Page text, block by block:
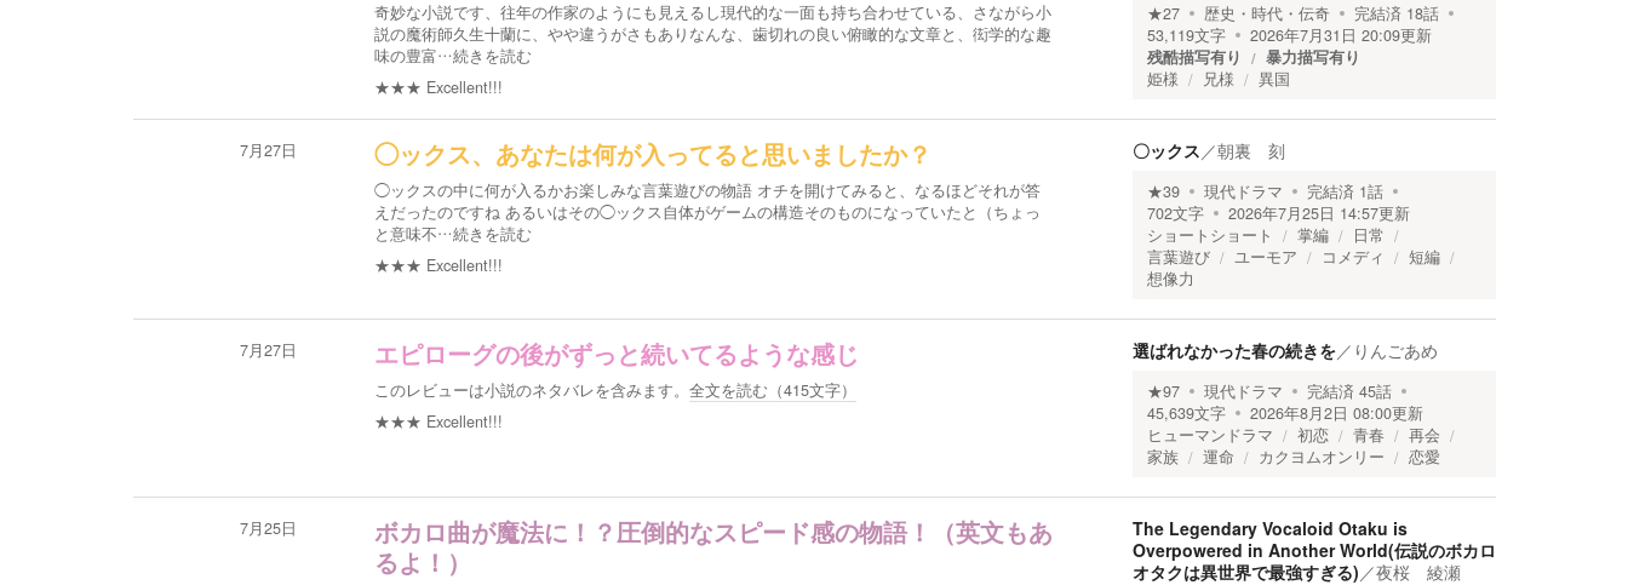
奇妙な小説です、往年の作家のようにも見えるし現代的な一面も持ち合わせている、さながら小
説の魔術師久生十蘭に、やや違うがさもありなんな、歯切れの良い俯瞰的な文章と、衒学的な趣
味の豊富…続きを読む
★★★ Excellent!!!
★27 歴史・時代・伝奇 完結済 18話
53,119文字 2026年7月31日 20:09更新
残酷描写有り
暴力描写有り
姫様
兄様 異国
7月27日 ◯ックス、あなたは何が入ってると思いましたか？
◯ックスの中に何が入るかお楽しみな言葉遊びの物語 オチを開けてみると、なるほどそれが答
えだったのですね あるいはその◯ックス自体がゲームの構造そのものになっていたと（ちょっ
と意味不…続きを読む
★★★ Excellent!!!
〇ックス／朝裏 刻
★39 現代ドラマ 完結済 1話
702文字 2026年7月25日 14:57更新
ショートショート
掌編
日常
言葉遊び
ユーモア コメディ
短編
想像力
7月27日 エピローグの後がずっと続いてるような感じ
このレビューは小説のネタバレを含みます。 全文を読む（415文字）
★★★ Excellent!!!
選ばれなかった春の続きを／ りんごあめ
★97 現代ドラマ 完結済 45話
45,639文字 2026年8月2日 08:00更新
ヒューマンドラマ
初恋 青春
再会
家族
運命 カクヨムオンリー 恋愛
7月25日
ボカロ曲が魔法に！？圧倒的なスピード感の物語！（英文もあ
るよ！）
The Legendary Vocaloid Otaku is
Overpowered in Another World(伝説のボカロ
オタクは異世界で最強すぎる)／夜桜 綾瀬